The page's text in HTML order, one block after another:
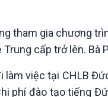
gia chương
cấp trở lên.
việc tại CHLB Đức
phí đào tạo tiếng